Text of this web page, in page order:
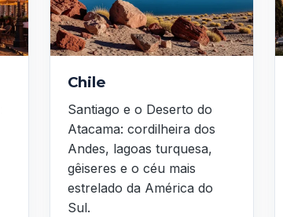
Chile
Santiago e o Deserto do
Atacama: cordilheira dos
Andes, lagoas turquesa,
gêiseres e o céu mais
estrelado da América do
Sul.